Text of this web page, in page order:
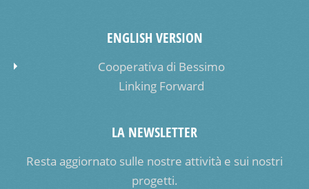
ENGLISH VERSION
Cooperativa di Bessimo
Linking Forward
LA NEWSLETTER
Resta aggiornato sulle nostre attività e sui nostri
progetti.